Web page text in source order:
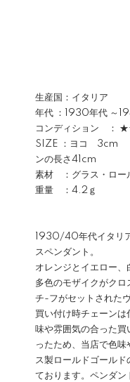
生産国：イタリア
年代 ：1930年代 ～
コンディション ：
SIZE ：ヨコ 3cm
ンの長さ41cm
素材 ：グラス・ロー
重量 ：4.2ｇ
1930/40年代イタリ
スペンダント。
オレンジとイエロー
多色のモザイクがク
チ-フがセットされた
買い付け時チェーン
味や雰囲気の合った
ったため、当店で色
ス製ロールドゴールド
ております。ペンダ